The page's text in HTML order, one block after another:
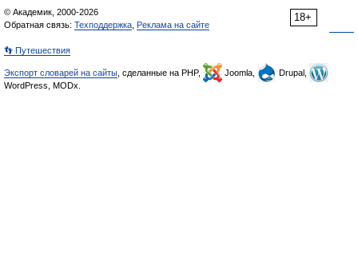
18+
© Академик, 2000-2026
Обратная связь: Техподдержка Реклама на сайте
👣 Путешествия
Экспорт словарей на сайты , сделанные на PHP, Joomla,
Drupal,
WordPress, MODx.